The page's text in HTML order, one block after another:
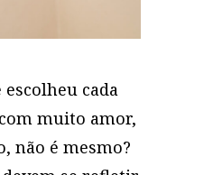
escolheu cada
com muito amor,
não é mesmo?